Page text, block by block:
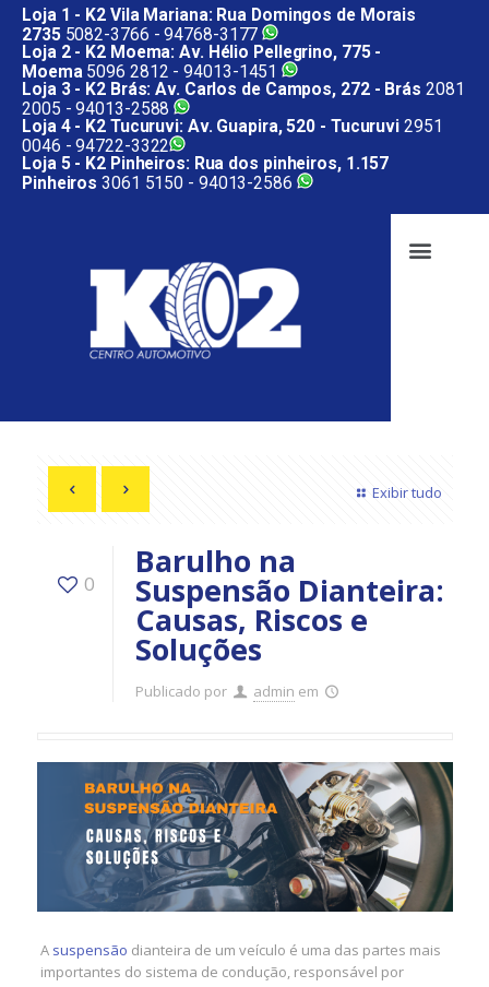
Loja 1 - K2 Vila Mariana: Rua Domingos de Morais
27355082-3766 -94768-3177
Loja 2 - K2 Moema: Av. Hélio Pellegrino, 775 -
Moema5096 2812 -94013-1451
Loja 3 - K2 Brás: Av. Carlos de Campos, 272 - Brás 2081
2005 -94013-2588
Loja 4 - K2 Tucuruvi: Av. Guapira, 520 - Tucuruvi 2951
0046 -94722-3322
Loja 5 - K2 Pinheiros: Rua dos pinheiros, 1.157
Pinheiros 3061 5150 - 94013-2586
Exibir tudo
0
Barulho na
Suspensão Dianteira:
Causas, Riscos e
Soluções
Publicado por admin em
A suspensão dianteira de um veículo é uma das partes mais
importantes do sistema de condução, responsável por